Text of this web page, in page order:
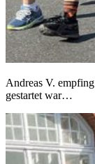
Andreas V.
gestartet war…